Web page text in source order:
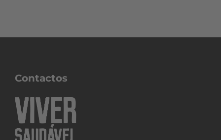
Contactos